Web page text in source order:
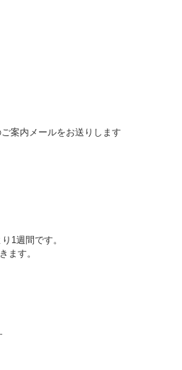
案内メールをお送りします
1週間です。
ます。